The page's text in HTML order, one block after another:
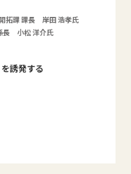
拓課 課長 岸田 浩孝氏
長 小松 洋介氏
誘発する